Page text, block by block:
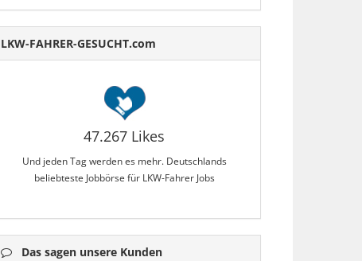
LKW-FAHRER-GESUCHT.com
47.267 Likes
Und jeden Tag werden es mehr. Deutschlands
beliebteste Jobbörse für LKW-Fahrer Jobs
Das sagen unsere Kunden